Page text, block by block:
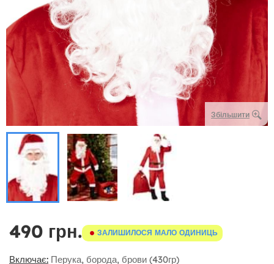
Збільшити
490 грн. ЗАЛИШИЛОСЯ МАЛО ОДИНИЦЬ
Включає: Перука, борода, брови (430гр)